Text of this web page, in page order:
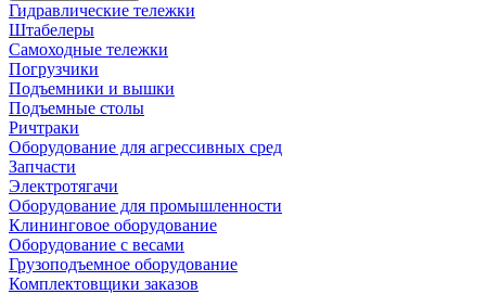
Гидравлические тележки
Штабелеры
Самоходные тележки
Погрузчики
Подъемники и вышки
Подъемные столы
Ричтраки
Оборудование для агрессивных сред
Запчасти
Электротягачи
Оборудование для промышленности
Клининговое оборудование
Оборудование с весами
Грузоподъемное оборудование
Комплектовщики заказов